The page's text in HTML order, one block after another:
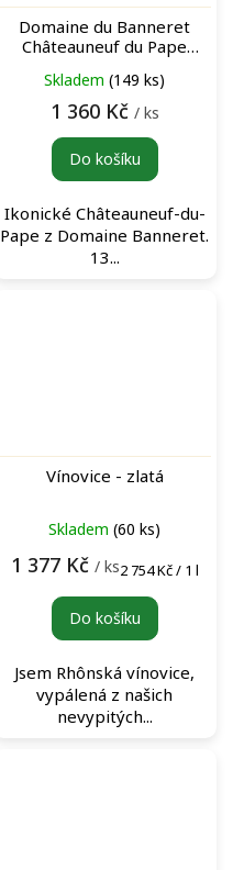
Domaine du Banneret
Châteauneuf du Pape
Skladem (149 ks)
1 360 Kč / ks
Do košíku
Ikonické Châteauneuf-du-
Pape z Domaine Banneret.
13...
Vínovice - zlatá
Skladem (60 ks)
1 377 Kč / ksMěrná
2 754 Kč / 1 l
Do košíku
Jsem Rhônská vínovice,
vypálená z našich
nevypitých...